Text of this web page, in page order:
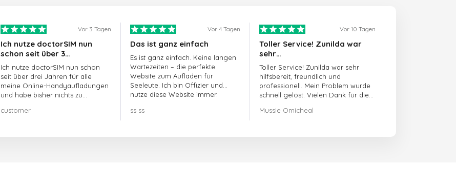
Vor 3 Tagen
Ich nutze doctorSIM nun
schon seit über 3…
Ich nutze doctorSIM nun schon
seit über drei Jahren für alle
meine Online-Handyaufladungen
und habe bisher nichts zu
empfehlen!!!
customer
Vor 4 Tagen
Das ist ganz einfach
Es ist ganz einfach. Keine langen
Wartezeiten – die perfekte
Website zum Aufladen für
Seeleute. Ich bin Offizier und
nutze diese Website immer.
ss ss
Vor 10 Tagen
Toller Service! Zunilda war
sehr…
Toller Service! Zunilda war sehr
hilfsbereit, freundlich und
professionell. Mein Problem wurde
schnell gelöst. Vielen Dank für die
Mussie Omicheal